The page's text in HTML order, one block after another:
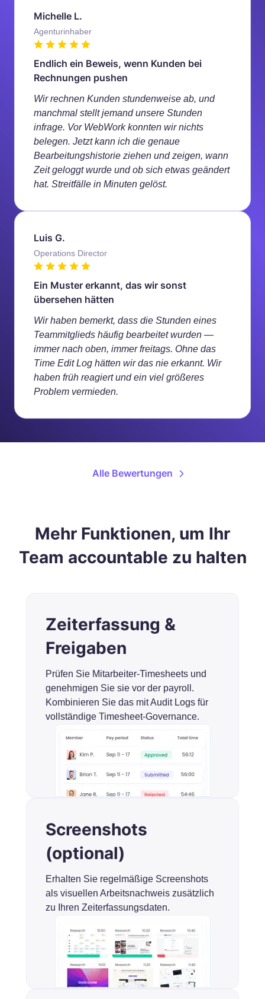
Michelle L.
Agenturinhaber
Endlich ein Beweis, wenn Kunden bei
Rechnungen pushen
Wir rechnen Kunden stundenweise ab, und
manchmal stellt jemand unsere Stunden
infrage. Vor WebWork konnten wir nichts
belegen. Jetzt kann ich die genaue
Bearbeitungshistorie ziehen und zeigen, wann
Zeit geloggt wurde und ob sich etwas geändert
hat. Streitfälle in Minuten gelöst.
Luis G.
Operations Director
Ein Muster erkannt, das wir sonst
übersehen hätten
Wir haben bemerkt, dass die Stunden eines
Teammitglieds häufig bearbeitet wurden —
immer nach oben, immer freitags. Ohne das
Time Edit Log hätten wir das nie erkannt. Wir
haben früh reagiert und ein viel größeres
Problem vermieden.
Alle Bewertungen
Mehr Funktionen, um Ihr
Team accountable zu halten
Zeiterfassung &
Freigaben
Prüfen Sie Mitarbeiter-Timesheets und
genehmigen Sie sie vor der payroll.
Kombinieren Sie das mit Audit Logs für
vollständige Timesheet-Governance.
Screenshots
(optional)
Erhalten Sie regelmäßige Screenshots
als visuellen Arbeitsnachweis zusätzlich
zu Ihren Zeiterfassungsdaten.